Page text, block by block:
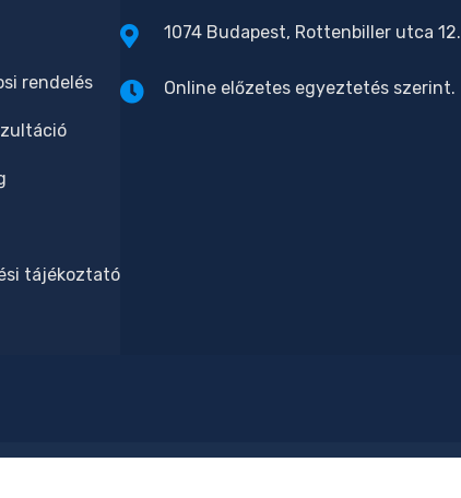
rendelés
tájékoztató
1074 Budapest, Rottenbiller utca 12.
Online előzetes egyeztetés szerint.